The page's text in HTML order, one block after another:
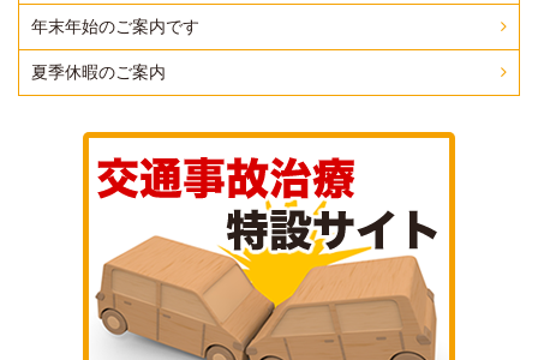
年末年始のご案内です
夏季休暇のご案内